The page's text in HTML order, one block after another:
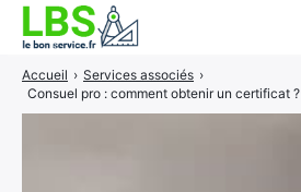
Accueil › Services associés ›
Consuel pro : comment obtenir un certificat ?
Gros oeuvre